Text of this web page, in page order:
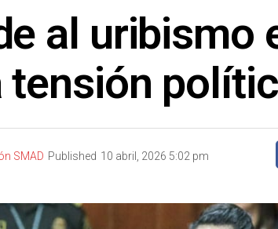
al uribismo
tensión
SMAD Published 10 abril, 2026 5:02 pm